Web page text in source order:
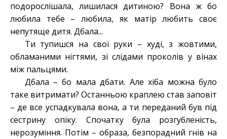
подорослішала, лишилася дитиною? Вона ж бо
любила тебе – любила, як матір любить своє
непутяще дитя. Дбала...
Ти тупишся на свої руки – худі, з жовтими,
обламаними нігтями, зі слідами проколів у вінах
між пальцями.
Дбала – бо мала дбати. Але хіба можна було
таке витримати? Останньою краплею став заповіт
– де все успадкувала вона, а ти переданий був під
сестрину опіку. Спочатку була розгубленість,
нерозуміння. Потім – образа, безпорадний гнів на